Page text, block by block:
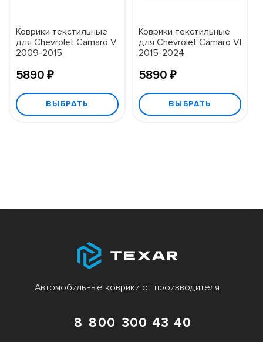
Коврики текстильные
для Chevrolet Camaro V
2009-2015
5890 ₽
ВЫБРАТЬ
Коврики текстильные
для Chevrolet Camaro VI
2015-2024
5890 ₽
ВЫБРАТЬ
Автомобильные коврики от производителя
8 800 300 43 40